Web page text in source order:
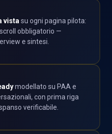
vista su ogni pagina pilota:
obbligatorio —
e sintesi.
modellato su PAA e
con prima riga
verificabile.